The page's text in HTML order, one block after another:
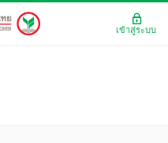
เข้าสู่ระบบ